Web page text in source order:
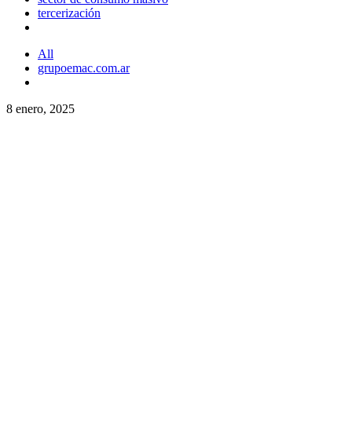
tercerización
All
grupoemac.com.ar
8 enero, 2025